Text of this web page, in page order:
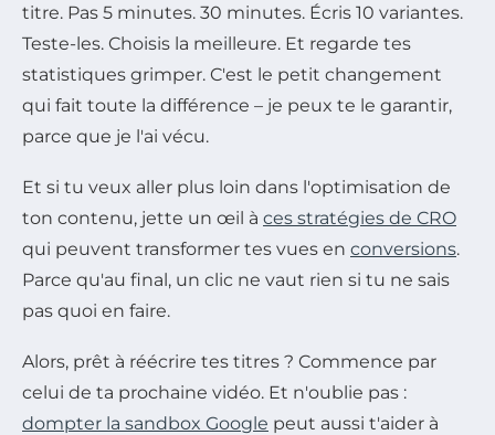
titre. Pas 5 minutes. 30 minutes. Écris 10 variantes.
Teste-les. Choisis la meilleure. Et regarde tes
statistiques grimper. C'est le petit changement
qui fait toute la différence – je peux te le garantir,
parce que je l'ai vécu.
Et si tu veux aller plus loin dans l'optimisation de
ton contenu, jette un œil à ces stratégies de CRO
qui peuvent transformer tes vues en conversions.
Parce qu'au final, un clic ne vaut rien si tu ne sais
pas quoi en faire.
Alors, prêt à réécrire tes titres ? Commence par
celui de ta prochaine vidéo. Et n'oublie pas :
dompter la sandbox Google peut aussi t'aider à